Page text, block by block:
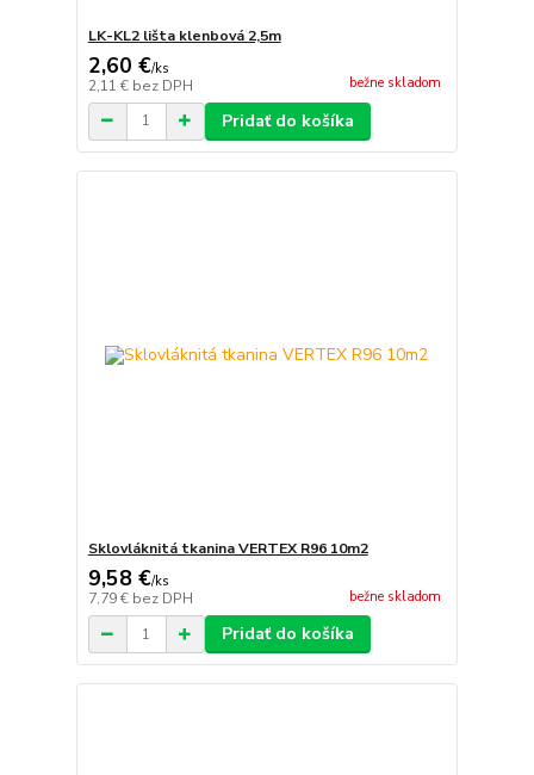
LK-KL2 lišta klenbová 2,5m
2,60 €/ks
2,11 € bez DPH bežne skladom
Pridať do košíka
Sklovláknitá tkanina VERTEX R96 10m2
9,58 €/ks
7,79 € bez DPH bežne skladom
Pridať do košíka